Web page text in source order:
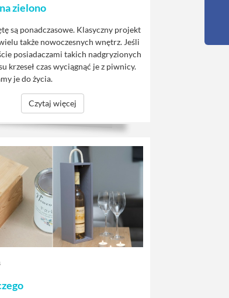
zielono
są ponadczasowe. Klasyczny projekt
także nowoczesnych wnętrz. Jeśli
posiadaczami takich nadgryzionych
krzeseł czas wyciągnąć je z piwnicy.
je do życia.
Czytaj więcej